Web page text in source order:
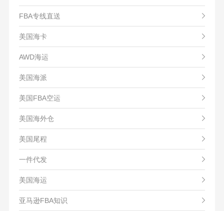
FBA专线直送
美国海卡
AWD海运
美国海派
美国FBA空运
美国海外仓
美国尾程
一件代发
美国海运
亚马逊FBA知识